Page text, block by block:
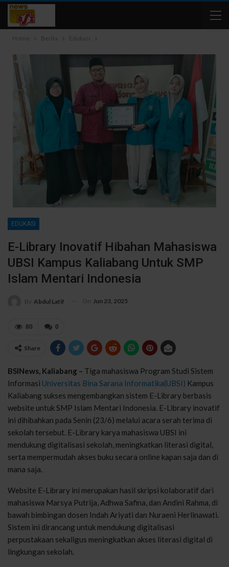
Home Berita Edukasi
EDUKASI
E-Library Inovatif Hibahan Mahasiswa
UBSI Kampus Kaliabang Untuk SMP
Islam Mentari Indonesia
By Abdul Latif On Jun 23, 2025
0
80
Share
BSINews, Kaliabang – Tiga mahasiswa Program Studi Sistem
Informasi Universitas Bina Sarana Informatika(UBSI) Kampus
Kaliabang sukses mengembangkan sistem E-Library berbasis
website untuk SMP Islam Mentari Indonesia. E-Library inovatif
ini dihibahkan pada Senin (23/6) melalui acara serah terima di
sekolah tersebut. E-Library karya mahasiswa UBSI ini
mendukung digitalisasi sekolah, meningkatkan literasi digital,
serta mempermudah akses buku secara online kapan saja dan di
mana saja.
Website E-Library ini merupakan hasil skripsi kolaboratif dari
mahasiswa Marsya Putrija, Adhwa Safina, dan Andini Rahma, di
bawah bimbingan dosen Indah Ariyati dan Nuraeni Herlinawati.
Sistem ini dirancang untuk mendukung digitalisasi
perpustakaan sekaligus meningkatkan akses literasi digital di
lingkungan sekolah.